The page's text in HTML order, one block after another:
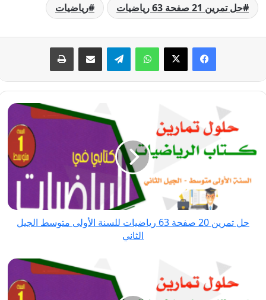
حل تمرين 21 صفحة 63 رياضيات
رياضيات
فيسبوك
‫X واتسابتيلقراممشاركة عبر البريد طباعة
صفحة
رياضيات
متوسط
حل تمرين 20 صفحة 63 رياضيات للسنة الأولى متوسط الجيل
الثاني